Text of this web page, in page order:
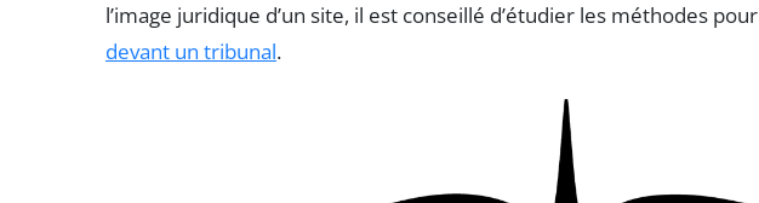
l’image juridique d’un site, il est conseillé d’étudier les méthodes pour
devant un tribunal.